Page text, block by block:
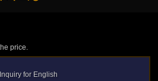
price.
Inquiry for English